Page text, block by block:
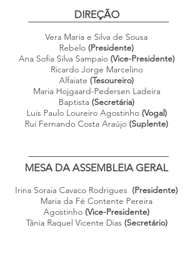
DIREÇÃO
Vera Maria e Silva de Sousa
Rebelo (Presidente)
Ana Sofia Silva Sampaio (Vice-Presidente)
Ricardo Jorge Marcelino
Alfaiate (Tesoureiro)
Maria Hojgaard-Pedersen Ladeira
Baptista (Secretária)
Luis Paulo Loureiro Agostinho(Vogal)
Rui Fernando Costa Araújo (Suplente)
MESA DA ASSEMBLEIA GERAL
Irina Soraia Cavaco Rodrigues (Presidente)
Maria da Fé Contente Pereira
Agostinho (Vice-Presidente)
Tânia Raquel Vicente Dias(Secretário)